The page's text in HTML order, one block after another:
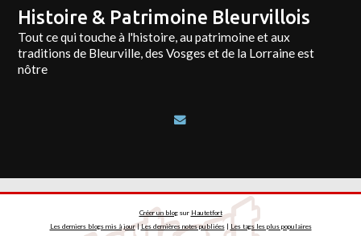
Histoire & Patrimoine Bleurvillois
Tout ce qui touche à l'histoire, au patrimoine et aux
traditions de Bleurville, des Vosges et de la Lorraine est
nôtre
Créer un blogsur Hautetfort
Les derniers blogs mis à jour|Les dernières notes publiées| Les tags les plus populaires